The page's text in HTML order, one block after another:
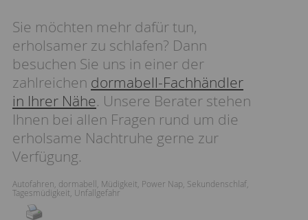
Sie möchten mehr dafür tun,
erholsamer zu schlafen? Dann
besuchen Sie uns in einer der
zahlreichen dormabell-Fachhändler
in Ihrer Nähe. Unsere Berater stehen
Ihnen bei allen Fragen rund um die
erholsame Nachtruhe gerne zur
Verfügung.
Autofahren dormabell Müdigkeit Power Nap Sekundenschlaf
Tagesmüdigkeit Unfallgefahr